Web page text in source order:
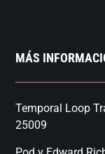
MÁS
Temporal Loop
25009